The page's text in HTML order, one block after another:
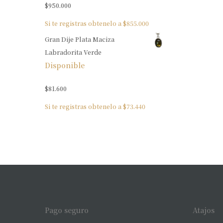
$950.000
Si te registras obtenelo a $855.000
Gran Dije Plata Maciza
Labradorita Verde
Disponible
$81.600
Si te registras obtenelo a $73.440
Pago seguro Atajos